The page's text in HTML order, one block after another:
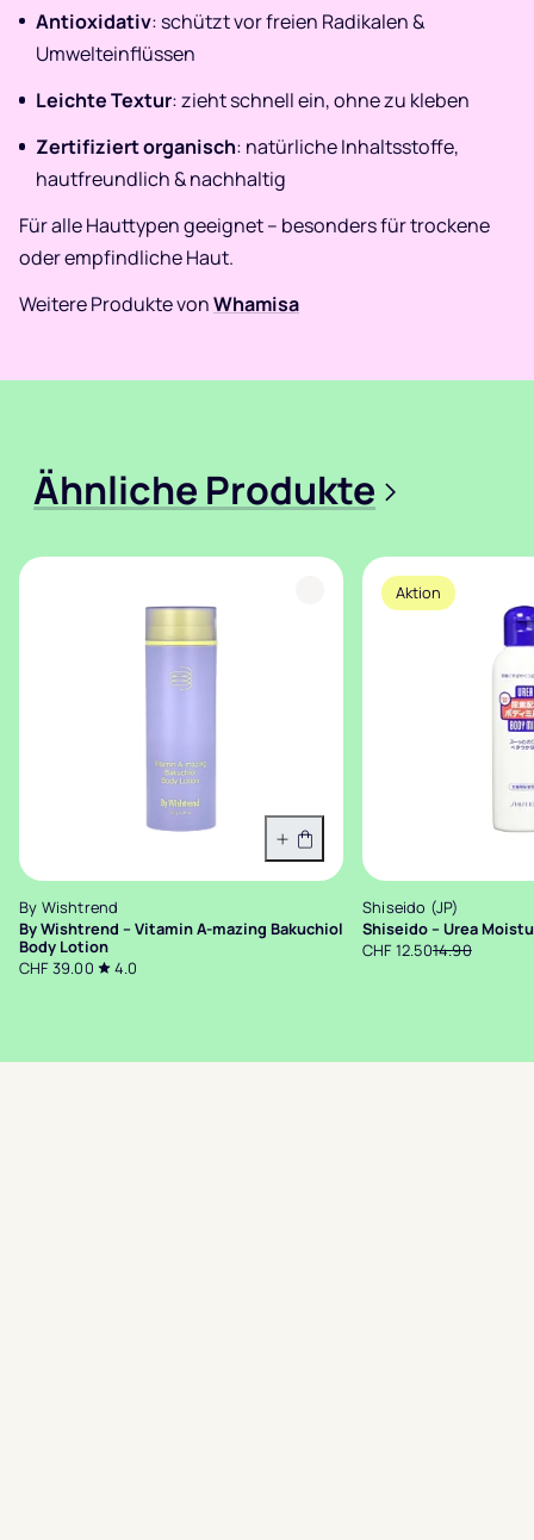
Antioxidativ: schützt vor freien Radikalen &
Umwelteinflüssen
Leichte Textur: zieht schnell ein, ohne zu kleben
Zertifiziert organisch: natürliche Inhaltsstoffe,
hautfreundlich & nachhaltig
Für alle Hauttypen geeignet – besonders für trockene
oder empfindliche Haut.
Weitere Produkte vonWhamisa
Ähnliche Produkte >
In den Warenkorb
By Wishtrend
By Wishtrend – Vitamin A-mazing Bakuchiol
Body Lotion
CHF 39.00
4.0
Aktion
Shiseido (JP)
Shiseido – Urea
CHF 12.5014.90